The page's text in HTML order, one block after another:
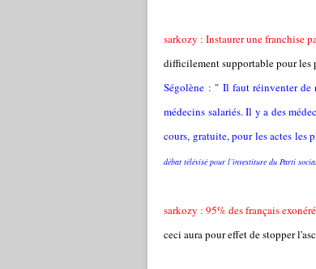
sarkozy : Instaurer une franchise
difficilement supportable pour les
Ségolène : " Il faut réinventer de
médecins salariés. Il y a des
cours, gratuite, pour les actes les
débat télévisé pour l’investiture du Parti
sarkozy : 95% des français
ceci aura pour effet de stopper